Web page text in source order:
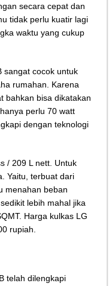
secara cepat dan
tidak perlu kuatir lagi
waktu yang cukup
sangat cocok untuk
rumahan. Karena
bahkan bisa dikatakan
perlu 70 watt
dengan teknologi
/ 209 L nett. Untuk
Yaitu, terbuat dari
menahan beban
lebih mahal jika
Harga kulkas LG
rupiah.
telah dilengkapi